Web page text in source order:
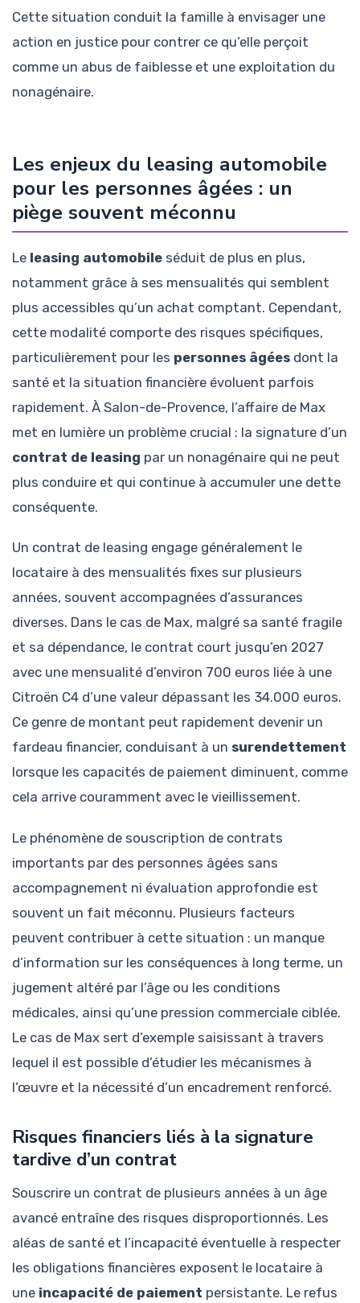
Cette situation conduit la famille à envisager une
action en justice pour contrer ce qu’elle perçoit
comme un abus de faiblesse et une exploitation du
nonagénaire.
Les enjeux du leasing automobile
pour les personnes âgées : un
piège souvent méconnu
Le leasing automobile séduit de plus en plus,
notamment grâce à ses mensualités qui semblent
plus accessibles qu’un achat comptant. Cependant,
cette modalité comporte des risques spécifiques,
particulièrement pour les personnes âgées dont la
santé et la situation financière évoluent parfois
rapidement. À Salon-de-Provence, l’affaire de Max
met en lumière un problème crucial : la signature d’un
contrat de leasing par un nonagénaire qui ne peut
plus conduire et qui continue à accumuler une dette
conséquente.
Un contrat de leasing engage généralement le
locataire à des mensualités fixes sur plusieurs
années, souvent accompagnées d’assurances
diverses. Dans le cas de Max, malgré sa santé fragile
et sa dépendance, le contrat court jusqu’en 2027
avec une mensualité d’environ 700 euros liée à une
Citroën C4 d’une valeur dépassant les 34.000 euros.
Ce genre de montant peut rapidement devenir un
fardeau financier, conduisant à un surendettement
lorsque les capacités de paiement diminuent, comme
cela arrive couramment avec le vieillissement.
Le phénomène de souscription de contrats
importants par des personnes âgées sans
accompagnement ni évaluation approfondie est
souvent un fait méconnu. Plusieurs facteurs
peuvent contribuer à cette situation : un manque
d’information sur les conséquences à long terme, un
jugement altéré par l’âge ou les conditions
médicales, ainsi qu’une pression commerciale ciblée.
Le cas de Max sert d’exemple saisissant à travers
lequel il est possible d’étudier les mécanismes à
l’œuvre et la nécessité d’un encadrement renforcé.
Risques financiers liés à la signature
tardive d’un contrat
Souscrire un contrat de plusieurs années à un âge
avancé entraîne des risques disproportionnés. Les
aléas de santé et l’incapacité éventuelle à respecter
les obligations financières exposent le locataire à
une incapacité de paiement persistante. Le refus